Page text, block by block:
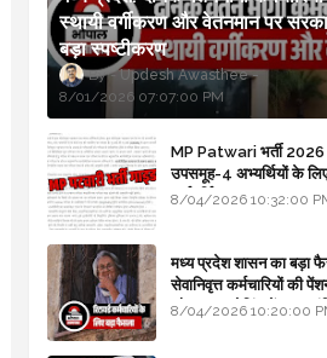
स्थायी वर्गीकरण और वेतनमान पर
बड़ा स्पष्टीकरण
Updesh Awasthee
8/01/2026 07:07:00 PM
MP Patwari भर्ती
उपसमूह-4 अभ्यर्थियों के
मार्गदर्शिका
8/04/2026 10:32:00
मध्य प्रदेश शासन का बड़ा
सेवानिवृत्त कर्मचारियों की
और बजट कोडिंग में हुए
8/04/2026 10:20:00